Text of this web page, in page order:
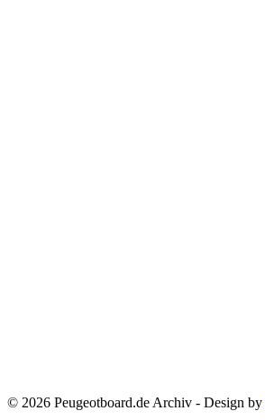
© 2026 Peugeotboard.de Archiv - Design by